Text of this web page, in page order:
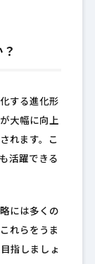
する進化形
大幅に向上
れます。こ
活躍できる
には多くの
れらをうま
指しましょ